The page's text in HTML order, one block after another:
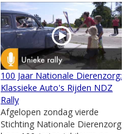
100 Jaar Nationale Dierenzorg:
Klassieke Auto's Rijden NDZ
Rally
Afgelopen zondag vierde
Stichting Nationale Dierenzorg